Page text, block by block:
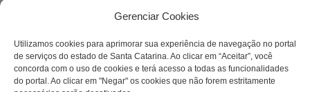
Gerenciar Cookies
Utilizamos cookies para aprimorar sua experiência de navegação no portal
de serviços do estado de Santa Catarina. Ao clicar em “Aceitar”, você
concorda com o uso de cookies e terá acesso a todas as funcionalidades
do portal. Ao clicar em "Negar" os cookies que não forem estritamente